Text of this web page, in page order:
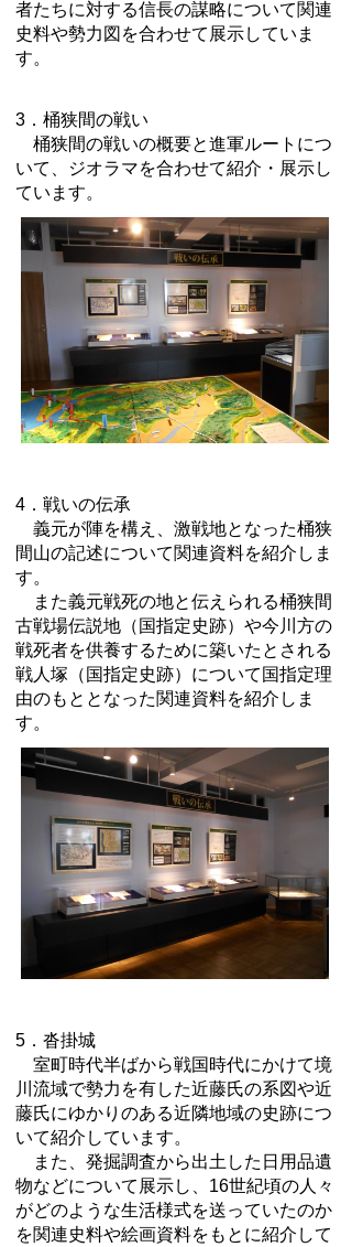
者たちに対する信長の謀略について関連
史料や勢力図を合わせて展示していま
す。
3．桶狭間の戦い
桶狭間の戦いの概要と進軍ルートにつ
いて、ジオラマを合わせて紹介・展示し
ています。
4．戦いの伝承
義元が陣を構え、激戦地となった桶狭
間山の記述について関連資料を紹介しま
す。
また義元戦死の地と伝えられる桶狭間
古戦場伝説地（国指定史跡）や今川方の
戦死者を供養するために築いたとされる
戦人塚（国指定史跡）について国指定理
由のもととなった関連資料を紹介しま
す。
5．沓掛城
室町時代半ばから戦国時代にかけて境
川流域で勢力を有した近藤氏の系図や近
藤氏にゆかりのある近隣地域の史跡につ
いて紹介しています。
また、発掘調査から出土した日用品遺
物などについて展示し、16世紀頃の人々
がどのような生活様式を送っていたのか
を関連史料や絵画資料をもとに紹介して